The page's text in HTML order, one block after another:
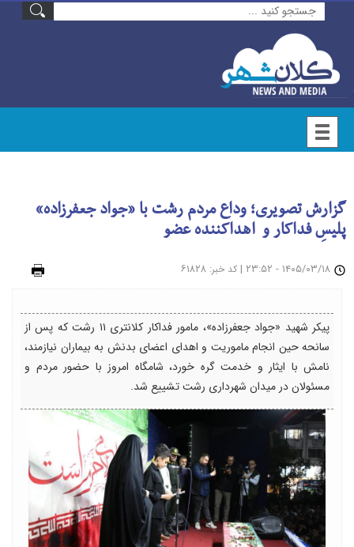
گزارش تصویری؛ وداع مردم رشت با «جواد جعفرزاده»
پلیسِ فداکار و اهداکننده عضو
| کد خبر: ۶۱۸۲۸
پیکر شهید «جواد جعفرزاده»، مامور فداکار کلانتری ۱۱ رشت که پس از
سانحه حین انجام ماموریت و اهدای اعضای بدنش به بیماران نیازمند،
نامش با ایثار و خدمت گره خورد، شامگاه امروز با حضور مردم و
مسئولان در میدان شهرداری رشت تشییع شد.